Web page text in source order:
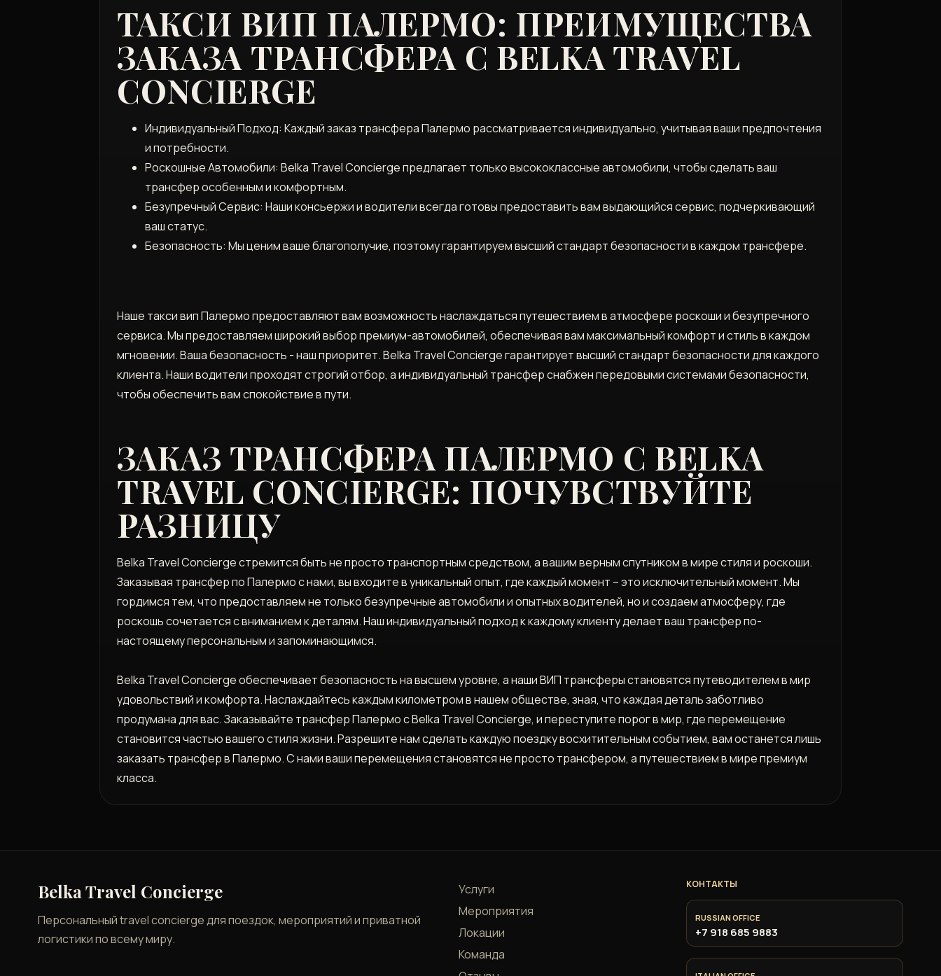
ТАКСИ ВИП ПАЛЕРМО: ПРЕИМУЩЕСТВА
ЗАКАЗА ТРАНСФЕРА С BELKA TRAVEL
CONCIERGE
Индивидуальный Подход: Каждый заказ трансфера Палермо рассматривается индивидуально, учитывая ваши предпочтения
и потребности.
Роскошные Автомобили: Belka Travel Concierge предлагает только высококлассные автомобили, чтобы сделать ваш
трансфер особенным и комфортным.
Безупречный Сервис: Наши консьержи и водители всегда готовы предоставить вам выдающийся сервис, подчеркивающий
ваш статус.
Безопасность: Мы ценим ваше благополучие, поэтому гарантируем высший стандарт безопасности в каждом трансфере.
Наше такси вип Палермо предоставляют вам возможность наслаждаться путешествием в атмосфере роскоши и безупречного
сервиса. Мы предоставляем широкий выбор премиум-автомобилей, обеспечивая вам максимальный комфорт и стиль в каждом
мгновении. Ваша безопасность - наш приоритет. Belka Travel Concierge гарантирует высший стандарт безопасности для каждого
клиента. Наши водители проходят строгий отбор, а индивидуальный трансфер снабжен передовыми системами безопасности,
чтобы обеспечить вам спокойствие в пути.
ЗАКАЗ ТРАНСФЕРА ПАЛЕРМО С BELKA
TRAVEL CONCIERGE: ПОЧУВСТВУЙТЕ
РАЗНИЦУ
Belka Travel Concierge стремится быть не просто транспортным средством, а вашим верным спутником в мире стиля и роскоши.
Заказывая трансфер по Палермо с нами, вы входите в уникальный опыт, где каждый момент – это исключительный момент. Мы
гордимся тем, что предоставляем не только безупречные автомобили и опытных водителей, но и создаем атмосферу, где
роскошь сочетается с вниманием к деталям. Наш индивидуальный подход к каждому клиенту делает ваш трансфер по-
настоящему персональным и запоминающимся.
Belka Travel Concierge обеспечивает безопасность на высшем уровне, а наши ВИП трансферы становятся путеводителем в мир
удовольствий и комфорта. Наслаждайтесь каждым километром в нашем обществе, зная, что каждая деталь заботливо
продумана для вас. Заказывайте трансфер Палермо с Belka Travel Concierge, и переступите порог в мир, где перемещение
становится частью вашего стиля жизни. Разрешите нам сделать каждую поездку восхитительным событием, вам останется лишь
заказать трансфер в Палермо. С нами ваши перемещения становятся не просто трансфером, а путешествием в мире премиум
класса.
Belka Travel Concierge
Персональный travel concierge для поездок, мероприятий и приватной
логистики по всему миру.
Услуги
Мероприятия
Локации
Команда
КОНТАКТЫ
RUSSIAN OFFICE
+7 918 685 9883